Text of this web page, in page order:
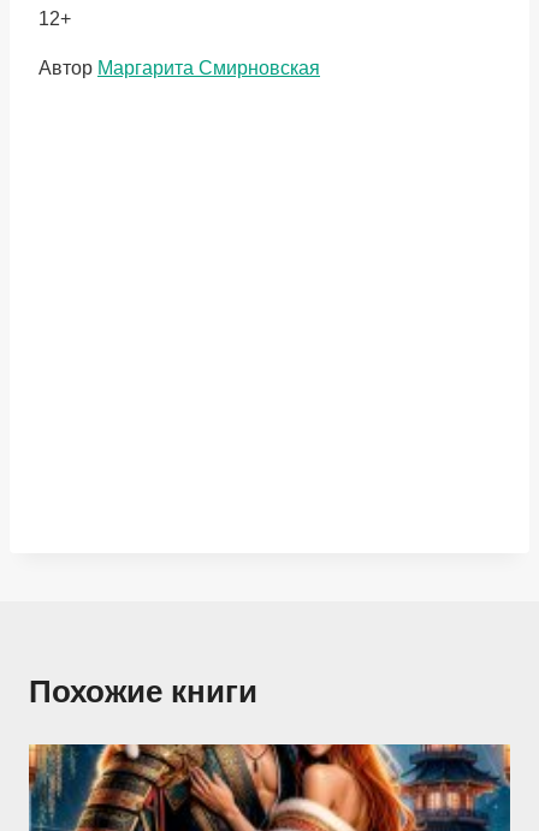
12+
Метки
Автор Маргарита Смирновская
Похожие книги